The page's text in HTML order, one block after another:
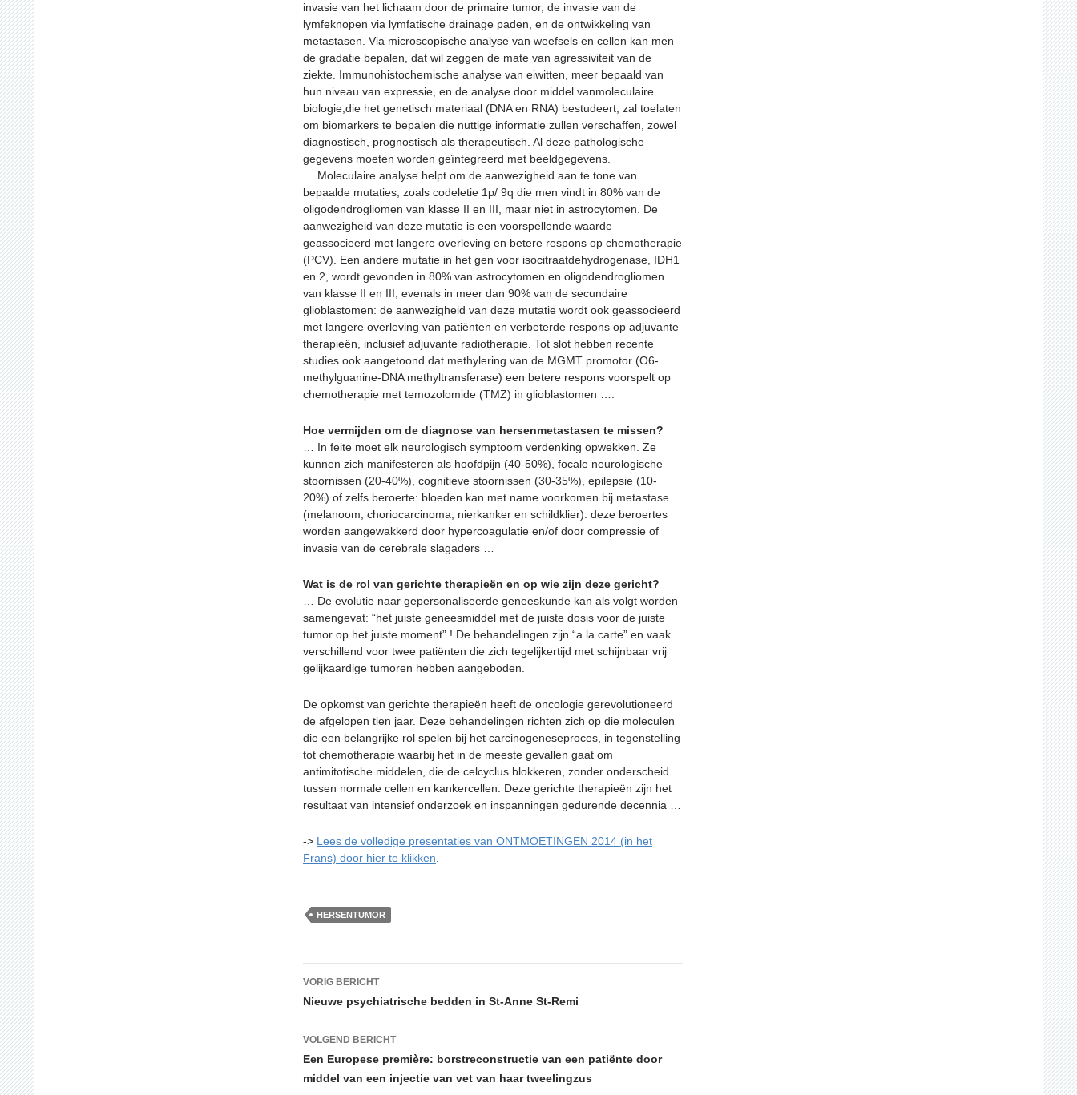
invasie van het lichaam door de primaire tumor, de invasie van de
lymfeknopen via lymfatische drainage paden, en de ontwikkeling van
metastasen. Via microscopische analyse van weefsels en cellen kan men
de gradatie bepalen, dat wil zeggen de mate van agressiviteit van de
ziekte. Immunohistochemische analyse van eiwitten, meer bepaald van
hun niveau van expressie, en de analyse door middel vanmoleculaire
biologie,die het genetisch materiaal (DNA en RNA) bestudeert, zal toelaten
om biomarkers te bepalen die nuttige informatie zullen verschaffen, zowel
diagnostisch, prognostisch als therapeutisch. Al deze pathologische
gegevens moeten worden geïntegreerd met beeldgegevens.
… Moleculaire analyse helpt om de aanwezigheid aan te tone van
bepaalde mutaties, zoals codeletie 1p/ 9q die men vindt in 80% van de
oligodendrogliomen van klasse II en III, maar niet in astrocytomen. De
aanwezigheid van deze mutatie is een voorspellende waarde
geassocieerd met langere overleving en betere respons op chemotherapie
(PCV). Een andere mutatie in het gen voor isocitraatdehydrogenase, IDH1
en 2, wordt gevonden in 80% van astrocytomen en oligodendrogliomen
van klasse II en III, evenals in meer dan 90% van de secundaire
glioblastomen: de aanwezigheid van deze mutatie wordt ook geassocieerd
met langere overleving van patiënten en verbeterde respons op adjuvante
therapieën, inclusief adjuvante radiotherapie. Tot slot hebben recente
studies ook aangetoond dat methylering van de MGMT promotor (O6-
methylguanine-DNA methyltransferase) een betere respons voorspelt op
chemotherapie met temozolomide (TMZ) in glioblastomen ….
Hoe vermijden om de diagnose van hersenmetastasen te missen?
… In feite moet elk neurologisch symptoom verdenking opwekken. Ze
kunnen zich manifesteren als hoofdpijn (40-50%), focale neurologische
stoornissen (20-40%), cognitieve stoornissen (30-35%), epilepsie (10-
20%) of zelfs beroerte: bloeden kan met name voorkomen bij metastase
(melanoom, choriocarcinoma, nierkanker en schildklier): deze beroertes
worden aangewakkerd door hypercoagulatie en/of door compressie of
invasie van de cerebrale slagaders …
Wat is de rol van gerichte therapieën en op wie zijn deze gericht?
… De evolutie naar gepersonaliseerde geneeskunde kan als volgt worden
samengevat: “het juiste geneesmiddel met de juiste dosis voor de juiste
tumor op het juiste moment” ! De behandelingen zijn “a la carte” en vaak
verschillend voor twee patiënten die zich tegelijkertijd met schijnbaar vrij
gelijkaardige tumoren hebben aangeboden.
De opkomst van gerichte therapieën heeft de oncologie gerevolutioneerd
de afgelopen tien jaar. Deze behandelingen richten zich op die moleculen
die een belangrijke rol spelen bij het carcinogeneseproces, in tegenstelling
tot chemotherapie waarbij het in de meeste gevallen gaat om
antimitotische middelen, die de celcyclus blokkeren, zonder onderscheid
tussen normale cellen en kankercellen. Deze gerichte therapieën zijn het
resultaat van intensief onderzoek en inspanningen gedurende decennia …
-> Lees de volledige presentaties van ONTMOETINGEN 2014 (in het
Frans) door hier te klikken
HERSENTUMOR
Berichtnavigatie
VORIG BERICHT
Nieuwe psychiatrische bedden in St-Anne St-Remi
VOLGEND BERICHT
Een Europese première: borstreconstructie van een patiënte door
middel van een injectie van vet van haar tweelingzus